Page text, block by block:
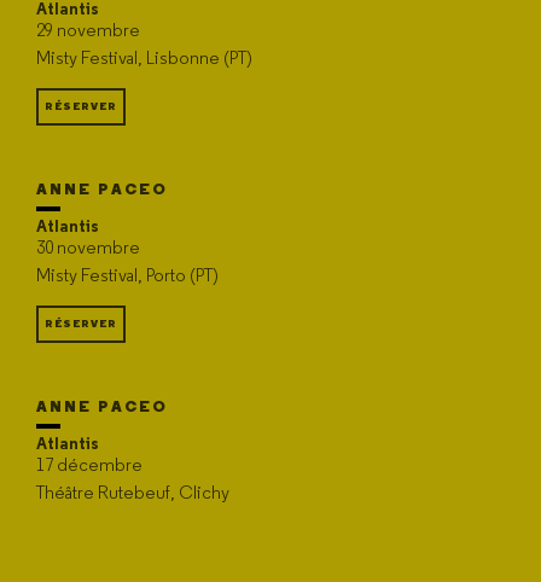
Atlantis
29 novembre
Misty Festival, Lisbonne (PT)
RÉSERVER
ANNE PACEO
Atlantis
30 novembre
Misty Festival, Porto (PT)
RÉSERVER
ANNE PACEO
Atlantis
17 décembre
Théâtre Rutebeuf, Clichy